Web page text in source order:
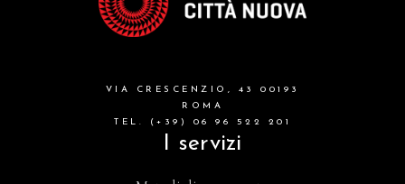
VIA CRESCENZIO, 43 00193
ROMA
TEL. (+39) 06 96 522 201
I servizi